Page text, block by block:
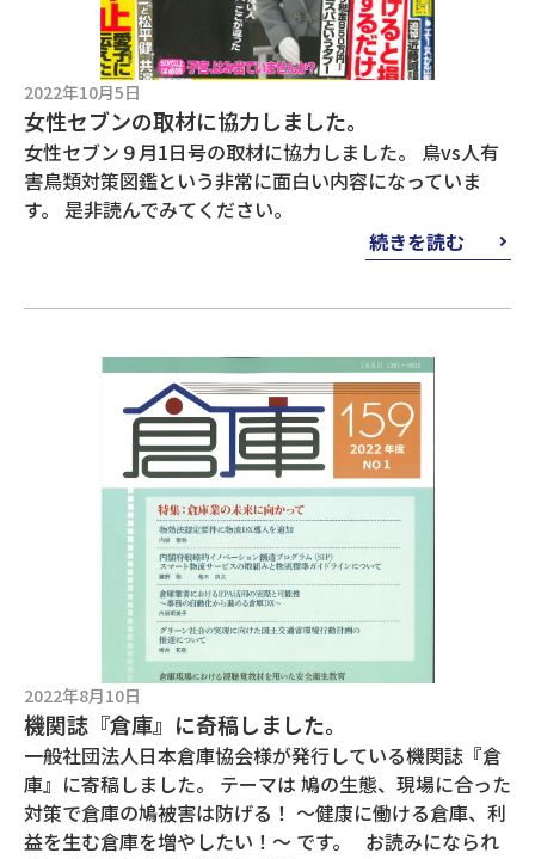
2022年10月5日
女性セブンの取材に協力しました。
女性セブン９月1日号の取材に協力しました。 鳥vs人有
害鳥類対策図鑑という非常に面白い内容になっていま
す。 是非読んでみてください。
続きを読む
2022年8月10日
機関誌『倉庫』に奇稿しました。
一般社団法人日本倉庫協会様が発行している機関誌『倉
庫』に寄稿しました。 テーマは 鳩の生態、現場に合った
対策で倉庫の鳩被害は防げる！ ～健康に働ける倉庫、利
益を生む倉庫を増やしたい！～ です。 お読みになられ